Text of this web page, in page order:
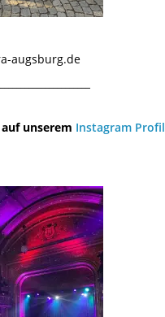
augsburg.de
unserem Instagram Profil